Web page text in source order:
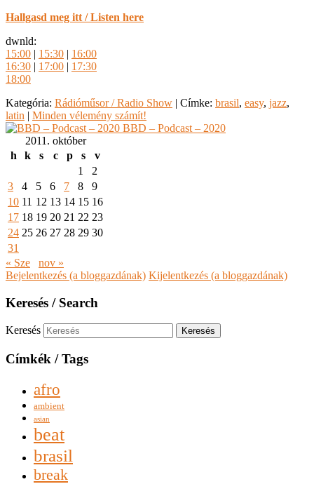
Hallgasd meg itt / Listen here
dwnld:
15:00 | 15:30 | 16:00
16:30 | 17:00 | 17:30
18:00
Kategória: Rádióműsor / Radio Show | Címke: brasil, easy, jazz,
latin | Minden vélemény számít!
BBD – Podcast – 2020
2011. október
h
k s c p s
v
1
2
3
4 5 6 7 8
9
10 11 12 13 14 15 16
17 18 19 20 21 22 23
24 25 26 27 28 29 30
31
« Sze
nov »
Bejelentkezés (a bloggazdának) Kijelentkezés (a bloggazdának)
Keresés / Search
Keresés
Címkék / Tags
afro
ambient
asian
beat
brasil
break